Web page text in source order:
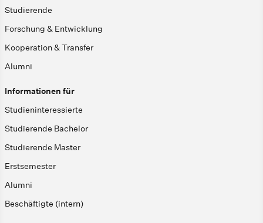
Studierende
Forschung & Entwicklung
Kooperation & Transfer
Alumni
Informationen für
Studieninteressierte
Studierende Bachelor
Studierende Master
Erstsemester
Alumni
Beschäftigte (intern)